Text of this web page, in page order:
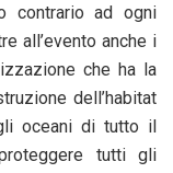
contrario ad ogni
all’evento anche i
che ha la
dell’habitat
oceani di tutto il
tutti gli